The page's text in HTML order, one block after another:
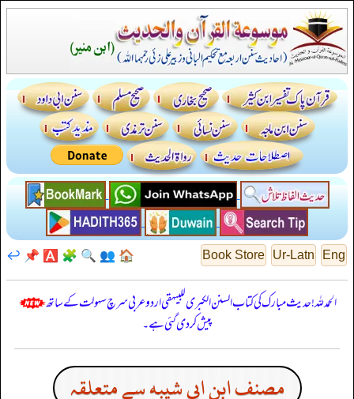
Eng
Ur-Latn
Book Store
🏠
👥
🔍
🧩
🅰️
📌
↩️
الحمدللہ! حدیث مبارک کی کتاب السنن الكبرى للبيهقي اردو عربی سرچ سہولت کے ساتھ
پیش کر دی گئی ہے۔
مصنف ابن ابي شيبه سے متعلقہ